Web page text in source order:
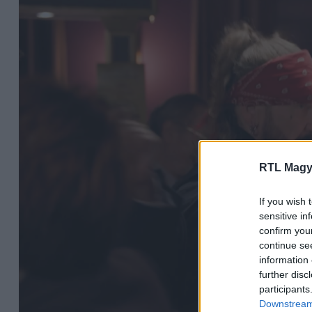
RTL
If you wish
sensitive
confirm
continue
information
further